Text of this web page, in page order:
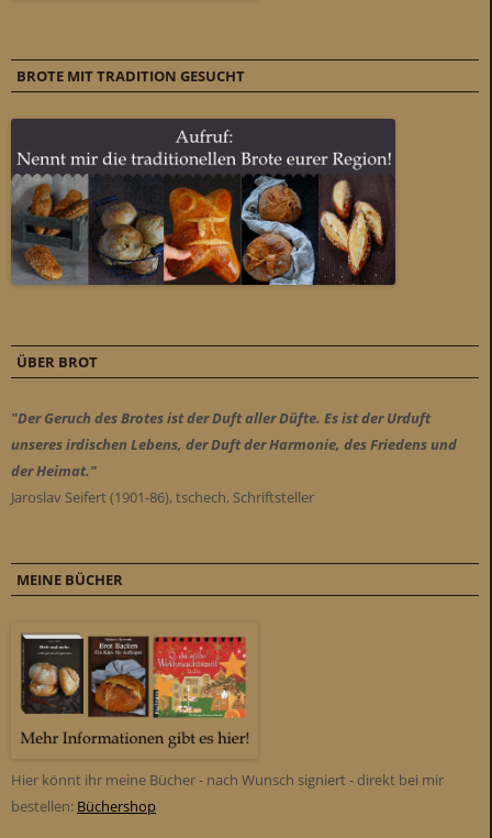
BROTE MIT TRADITION GESUCHT
ÜBER BROT
"Der Geruch des Brotes ist der Duft aller Düfte. Es ist der Urduft
unseres irdischen Lebens, der Duft der Harmonie, des Friedens und
der Heimat."
Jaroslav Seifert (1901-86), tschech. Schriftsteller
MEINE BÜCHER
Hier könnt ihr meine Bücher - nach Wunsch signiert - direkt bei mir
bestellen: Büchershop